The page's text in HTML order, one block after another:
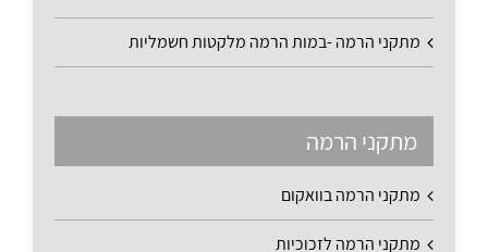
מתקני הרמה -במות הרמה מלקטות חשמליות
מתקני הרמה
מתקני הרמה בוואקום
מתקני הרמה לזכוכיות